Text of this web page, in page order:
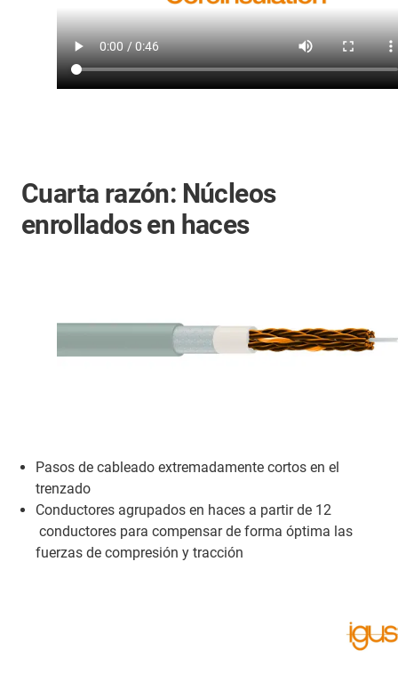
Cuarta razón: Núcleos
enrollados en haces
Pasos de cableado extremadamente cortos en el
trenzado
Conductores agrupados en haces a partir de 12
conductores para compensar de forma óptima las
fuerzas de compresión y tracción